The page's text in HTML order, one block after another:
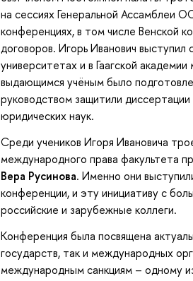
на сессиях Генеральной Ассамблеи
конференциях, в том числе Венской
договоров. Игорь Иванович
университетах и в Гаагской
выдающимся учёным было
руководством защитили
юридических наук.
Среди учеников Игоря Ивановича
международного права факультета
Вера Русинова. Именно они
конференции, и эту инициативу с
российские и зарубежные коллеги.
Конференция была посвящена
государств, так и международных
международным санкциям – одному